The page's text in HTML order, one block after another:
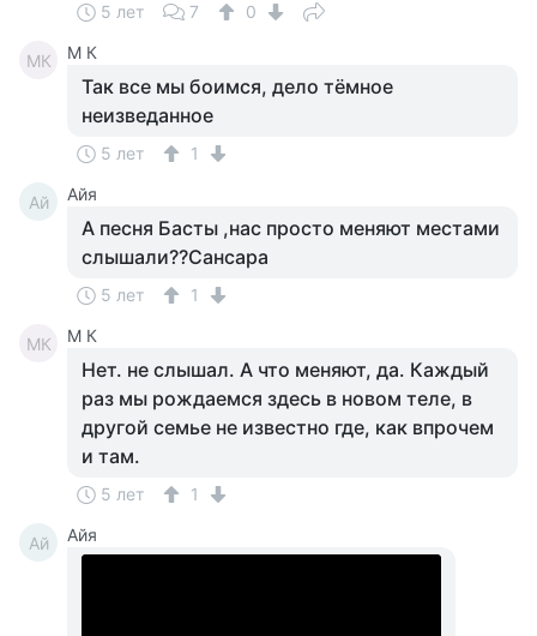
5 лет 7 0
MК M К
Так все мы боимся, дело тёмное
неизведанное
5 лет 1
Ай Айя
А песня Басты ,нас просто меняют местами
слышали??Сансара
5 лет 1
MК M К
Нет. не слышал. А что меняют, да. Каждый
раз мы рождаемся здесь в новом теле, в
другой семье не известно где, как впрочем
и там.
5 лет 1
Ай Айя